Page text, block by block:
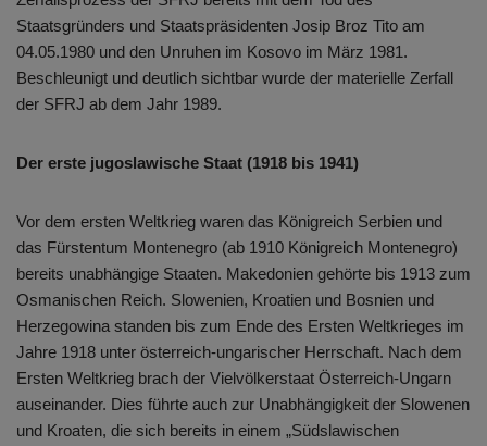
Staatsgründers und Staatspräsidenten Josip Broz Tito am
04.05.1980 und den Unruhen im Kosovo im März 1981.
Beschleunigt und deutlich sichtbar wurde der materielle Zerfall
der SFRJ ab dem Jahr 1989.
Der erste jugoslawische Staat (1918 bis 1941)
Vor dem ersten Weltkrieg waren das Königreich Serbien und
das Fürstentum Montenegro (ab 1910 Königreich Montenegro)
bereits unabhängige Staaten. Makedonien gehörte bis 1913 zum
Osmanischen Reich. Slowenien, Kroatien und Bosnien und
Herzegowina standen bis zum Ende des Ersten Weltkrieges im
Jahre 1918 unter österreich-ungarischer Herrschaft. Nach dem
Ersten Weltkrieg brach der Vielvölkerstaat Österreich-Ungarn
auseinander. Dies führte auch zur Unabhängigkeit der Slowenen
und Kroaten, die sich bereits in einem „Südslawischen